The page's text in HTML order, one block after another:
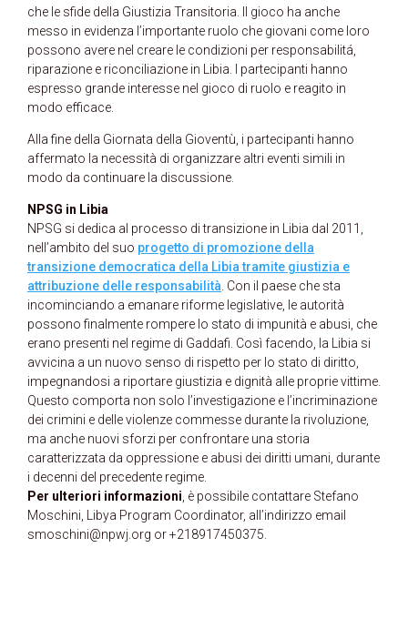
che le sfide della Giustizia Transitoria. Il gioco ha anche
messo in evidenza l’importante ruolo che giovani come loro
possono avere nel creare le condizioni per responsabilitá,
riparazione e riconciliazione in Libia. I partecipanti hanno
espresso grande interesse nel gioco di ruolo e reagito in
modo efficace.
Alla fine della Giornata della Gioventù, i partecipanti hanno
affermato la necessità di organizzare altri eventi simili in
modo da continuare la discussione.
NPSG in Libia
NPSG si dedica al processo di transizione in Libia dal 2011,
nell’ambito del suo progetto di promozione della
transizione democratica della Libia tramite giustizia e
attribuzione delle responsabilità. Con il paese che sta
incominciando a emanare riforme legislative, le autorità
possono finalmente rompere lo stato di impunità e abusi, che
erano presenti nel regime di Gaddafi. Così facendo, la Libia si
avvicina a un nuovo senso di rispetto per lo stato di diritto,
impegnandosi a riportare giustizia e dignità alle proprie vittime.
Questo comporta non solo l’investigazione e l’incriminazione
dei crimini e delle violenze commesse durante la rivoluzione,
ma anche nuovi sforzi per confrontare una storia
caratterizzata da oppressione e abusi dei diritti umani, durante
i decenni del precedente regime.
Per ulteriori informazioni, è possibile contattare Stefano
Moschini, Libya Program Coordinator, all’indirizzo email
smoschini@npwj.org or +218917450375.